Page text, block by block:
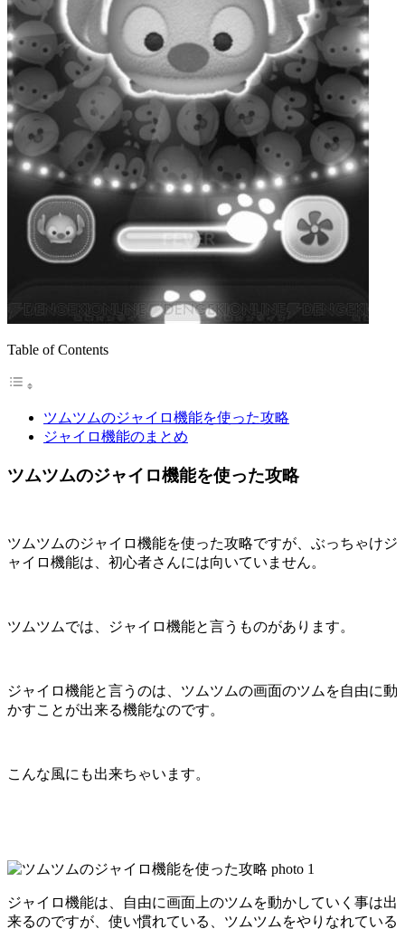
Table of Contents
ツムツムのジャイロ機能を使った攻略
ジャイロ機能のまとめ
ツムツムのジャイロ機能を使った攻略
ツムツムのジャイロ機能を使った攻略ですが、ぶっちゃけジ
ャイロ機能は、初心者さんには向いていません。
ツムツムでは、ジャイロ機能と言うものがあります。
ジャイロ機能と言うのは、ツムツムの画面のツムを自由に動
かすことが出来る機能なのです。
こんな風にも出来ちゃいます。
ジャイロ機能は、自由に画面上のツムを動かしていく事は出
来るのですが、使い慣れている、ツムツムをやりなれている